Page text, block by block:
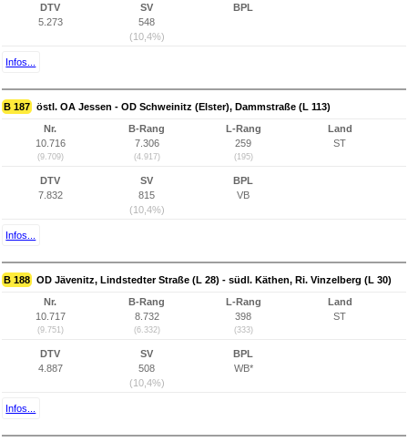
DTV
5.273
SV
548
(10,4%)
BPL
Infos...
B 187 östl. OA Jessen - OD Schweinitz (Elster), Dammstraße (L 113)
Nr.
10.716
(9.709)
B-Rang
7.306
(4.917)
L-Rang
259
(195)
Land
ST
DTV
7.832
SV
815
(10,4%)
BPL
VB
Infos...
B 188 OD Jävenitz, Lindstedter Straße (L 28) - südl. Käthen, Ri. Vinzelberg (L 30)
Nr.
10.717
(9.751)
B-Rang
8.732
(6.332)
L-Rang
398
(333)
Land
ST
DTV
4.887
SV
508
(10,4%)
BPL
WB*
Infos...